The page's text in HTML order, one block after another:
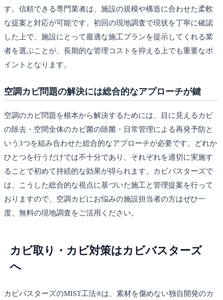
す。信頼できる専門業者は、施設の規模や構造に合わせた柔軟
な提案と対応が可能です。初回の現地調査で現状を丁寧に確認
した上で、施設にとって最適な施工プランを提示してくれる業
者を選ぶことが、長期的な管理コストを抑える上でも重要なポ
イントとなります。
空調カビ問題の解決には総合的なアプローチが鍵
空調のカビ問題を根本から解決するためには、目に見えるカビ
の除去・空間全体のカビ菌の除菌・日常管理による再発予防と
いう3つを組み合わせた総合的なアプローチが必要です。どれか
ひとつを行うだけでは不十分であり、それぞれを適切に実施す
ることで初めて持続的な効果が得られます。カビバスターズで
は、こうした総合的な視点に基づいた施工と管理提案を行って
おりますので、空調カビにお悩みの施設担当者の方はぜひ一
度、無料の現地調査をご活用ください。
カビ取り・カビ対策はカビバスターズ
へ
カビバスターズのMIST工法®は、素材を傷めない独自開発のカ